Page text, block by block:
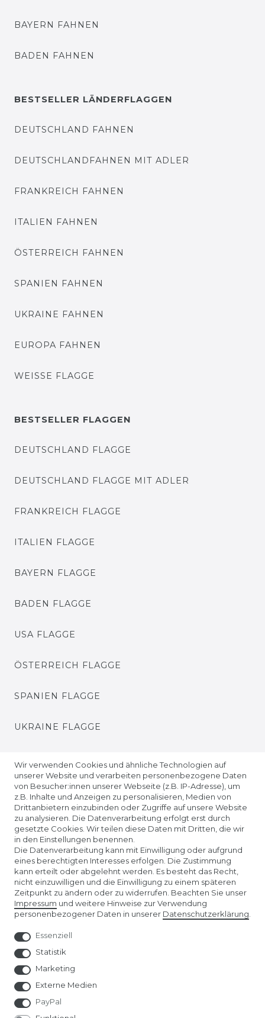
BAYERN FAHNEN
BADEN FAHNEN
BESTSELLER LÄNDERFLAGGEN
DEUTSCHLAND FAHNEN
DEUTSCHLANDFAHNEN MIT ADLER
FRANKREICH FAHNEN
ITALIEN FAHNEN
ÖSTERREICH FAHNEN
SPANIEN FAHNEN
UKRAINE FAHNEN
EUROPA FAHNEN
WEISSE FLAGGE
BESTSELLER FLAGGEN
DEUTSCHLAND FLAGGE
DEUTSCHLAND FLAGGE MIT ADLER
FRANKREICH FLAGGE
ITALIEN FLAGGE
BAYERN FLAGGE
BADEN FLAGGE
USA FLAGGE
ÖSTERREICH FLAGGE
SPANIEN FLAGGE
UKRAINE FLAGGE
Unser Affiliate-Programm bei ADCELL
Wir verwenden Cookies und ähnliche Technologien auf
unserer Website und verarbeiten personenbezogene Daten
von Besucher:innen unserer Webseite (z.B. IP-Adresse), um
z.B. Inhalte und Anzeigen zu personalisieren, Medien von
Drittanbietern einzubinden oder Zugriffe auf unsere Website
zu analysieren. Die Datenverarbeitung erfolgt erst durch
gesetzte Cookies. Wir teilen diese Daten mit Dritten, die wir
in den Einstellungen benennen.
Die Datenverarbeitung kann mit Einwilligung oder aufgrund
eines berechtigten Interesses erfolgen. Die Zustimmung
kann erteilt oder abgelehnt werden. Es besteht das Recht,
nicht einzuwilligen und die Einwilligung zu einem späteren
Zeitpunkt zu ändern oder zu widerrufen. Beachten Sie unser
Impressum und weitere Hinweise zur Verwendung
personenbezogener Daten in unserer Daten­schutz­erklärung
Essenziell
Statistik
Marketing
Externe Medien
PayPal